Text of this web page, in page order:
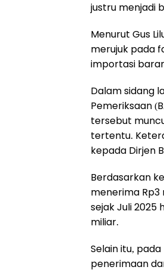
justru menjadi
Menurut Gus
merujuk pada
importasi
Dalam sidang
Pemeriksaan
tersebut
tertentu.
kepada Dirjen
Berdasarkan
menerima Rp3
sejak Juli 2025
miliar.
Selain itu,
penerimaan